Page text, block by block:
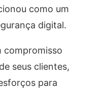
como um
digital.
compromisso
seus clientes,
para